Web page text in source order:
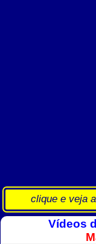
clique e veja
Vídeos